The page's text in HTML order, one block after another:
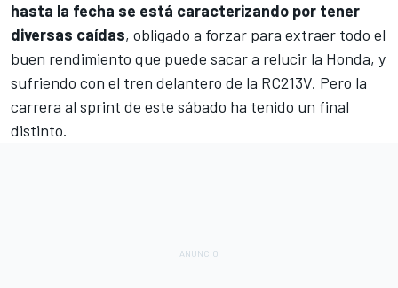
hasta la fecha se está caracterizando por tener
diversas caídas, obligado a forzar para extraer todo el
buen rendimiento que puede sacar a relucir la Honda, y
sufriendo con el tren delantero de la RC213V. Pero la
carrera al sprint de este sábado ha tenido un final
distinto.